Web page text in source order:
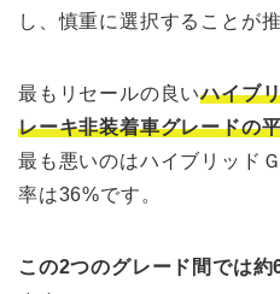
し、慎重に選択することが
最もリセールの良いハイブ
レーキ非装着車グレードの
最も悪いのはハイブリッド
率は36%です。
この2つのグレード間では